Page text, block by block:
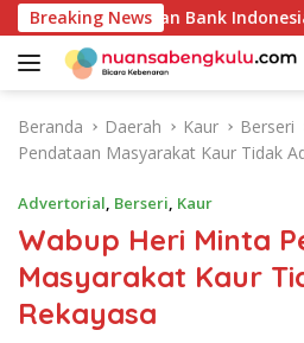
a
Breaking News
Melalui Kajian Bank Indonesia
Beranda Daerah Kaur Berseri
Pendataan Masyarakat Kaur Tidak
Advertorial, Berseri, Kaur
Wabup Heri Minta
Masyarakat Kaur
Rekayasa